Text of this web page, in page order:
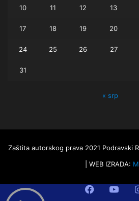
10 11 12 13
17 18 19 20
24 25 26 27
31
« srp
Zaštita autorskog prava 2021 Podravski
| WEB IZRADA:
Facebook